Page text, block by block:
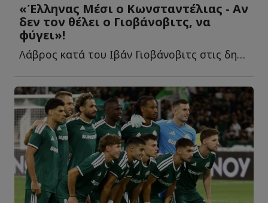
«Έλληνας Μέσι ο Κωνσταντέλιας - Αν
δεν τον θέλει ο Γιοβάνοβιτς, να
φύγει»!
Λάβρος κατά του Ιβάν Γιοβάνοβιτς στις δηλώσεις του γ...